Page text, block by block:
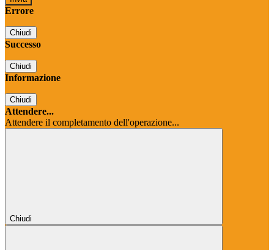
Errore
Chiudi
Successo
Chiudi
Informazione
Chiudi
Attendere...
Attendere il completamento dell'operazione...
Chiudi